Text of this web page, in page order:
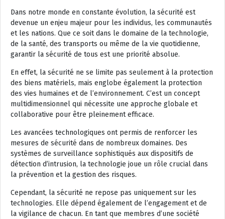
Dans notre monde en constante évolution, la sécurité est
devenue un enjeu majeur pour les individus, les communautés
et les nations. Que ce soit dans le domaine de la technologie,
de la santé, des transports ou même de la vie quotidienne,
garantir la sécurité de tous est une priorité absolue.
En effet, la sécurité ne se limite pas seulement à la protection
des biens matériels, mais englobe également la protection
des vies humaines et de l’environnement. C’est un concept
multidimensionnel qui nécessite une approche globale et
collaborative pour être pleinement efficace.
Les avancées technologiques ont permis de renforcer les
mesures de sécurité dans de nombreux domaines. Des
systèmes de surveillance sophistiqués aux dispositifs de
détection d’intrusion, la technologie joue un rôle crucial dans
la prévention et la gestion des risques.
Cependant, la sécurité ne repose pas uniquement sur les
technologies. Elle dépend également de l’engagement et de
la vigilance de chacun. En tant que membres d’une société